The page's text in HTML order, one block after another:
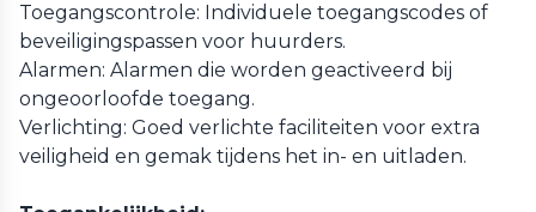
Toegangscontrole: Individuele toegangscodes of
beveiligingspassen voor huurders.
Alarmen: Alarmen die worden geactiveerd bij
ongeoorloofde toegang.
Verlichting: Goed verlichte faciliteiten voor extra
veiligheid en gemak tijdens het in- en uitladen.